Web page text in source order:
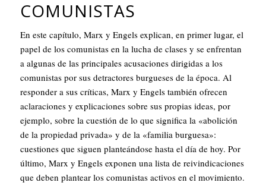
COMUNISTAS
En este capítulo, Marx y Engels explican, en primer lugar, el
papel de los comunistas en la lucha de clases y se enfrentan
a algunas de las principales acusaciones dirigidas a los
comunistas por sus detractores burgueses de la época. Al
responder a sus críticas, Marx y Engels también ofrecen
aclaraciones y explicaciones sobre sus propias ideas, por
ejemplo, sobre la cuestión de lo que significa la «abolición
de la propiedad privada» y de la «familia burguesa»:
cuestiones que siguen planteándose hasta el día de hoy. Por
último, Marx y Engels exponen una lista de reivindicaciones
que deben plantear los comunistas activos en el movimiento.